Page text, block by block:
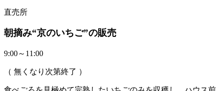
直売所
朝摘み“京のいちご”の販売
9:00～11:00
（ 無くなり次第終了 ）